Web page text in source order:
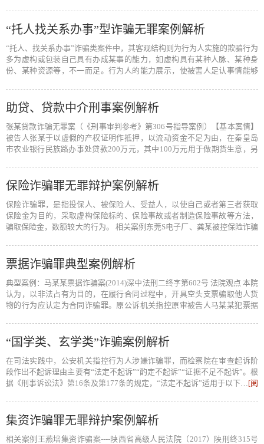
“托人找关系办事”型诈骗无罪案例解析
“托人、找关系办事”诈骗类案件中，其客观结构则为行为人实施的欺骗行为
多为虚构或包装自己具有办成某事的能力，如虚构具有某种人脉、某种身
份、某种资源等，不一而足。行为人的能力展示，使被害人足认事情能够
助贷、贷款中介刑事案例解析
张某贷款诈骗无罪案（《刑事审判参考》第306号指导案例）【基本案情】
被告人张某于以虚假的产权证明作抵押，以流动资金不足为由，在秦皇岛
市农业银行民族路办事处贷款200万元，其中100万元用于做期货生意，另
保险诈骗罪无罪辩护案例解析
保险诈骗罪，是指投保人、被保险人、受益人，以使自己或者第三者获取
保险金为目的，采取虚构保险标的、保险事故或者制造保险事故等方法，
骗取保险金，数额较大的行为。 相关案例东莞S电子厂、龚某被控保险诈骗
票据诈骗罪典型案例解析
典型案例：马某某票据诈骗案(2014)深中法刑二终字第602号 法院观点 本院
认为，以非法占有为目的，在履行合同过程中，开具空头支票骗取他人货
物的行为应认定为合同诈骗罪。原公诉机关指控原审被告人马某某犯票据
“国学类、玄学类”诈骗案例解析
在司法实践中，公安机关指控行为人涉嫌诈骗罪，而检察院在审查起诉阶
段作出不起诉理由主要有“法定不起诉”“酌定不起诉”“证据不足不起诉”。根
据《刑事诉讼法》第16条及第177条的规定，“法定不起诉”适用于以下…[阅
集资诈骗罪无罪辩护案例解析
相关案例王燕培集资诈骗案----陕西省高级人民法院（2017）陕刑终315号